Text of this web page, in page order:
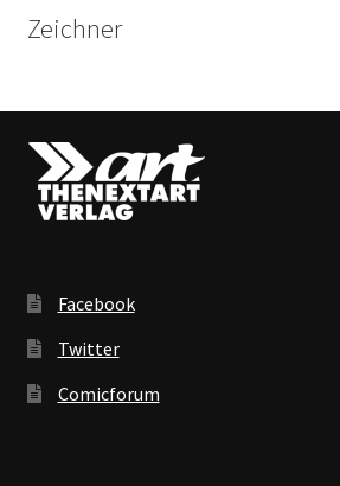
Zeichner
Facebook
Twitter
Comicforum